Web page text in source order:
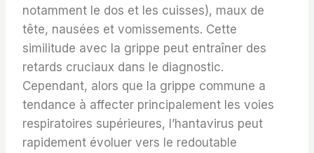
notamment le dos et les cuisses), maux de
tête, nausées et vomissements. Cette
similitude avec la grippe peut entraîner des
retards cruciaux dans le diagnostic.
Cependant, alors que la grippe commune a
tendance à affecter principalement les voies
respiratoires supérieures, l’hantavirus peut
rapidement évoluer vers le redoutable